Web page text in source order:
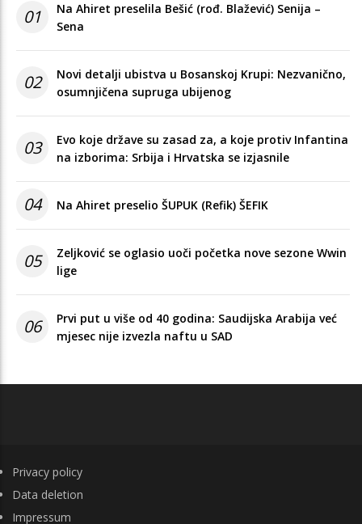
01
Na Ahiret preselila Bešić (rođ. Blažević) Senija –
Sena
02
Novi detalji ubistva u Bosanskoj Krupi: Nezvanično,
osumnjičena supruga ubijenog
03
Evo koje države su zasad za, a koje protiv Infantina
na izborima: Srbija i Hrvatska se izjasnile
04 Na Ahiret preselio ŠUPUK (Refik) ŠEFIK
05
Zeljković se oglasio uoči početka nove sezone Wwin
lige
06
Prvi put u više od 40 godina: Saudijska Arabija već
mjesec nije izvezla naftu u SAD
FOOTER
Privacy policy
Data deletion
Impressum